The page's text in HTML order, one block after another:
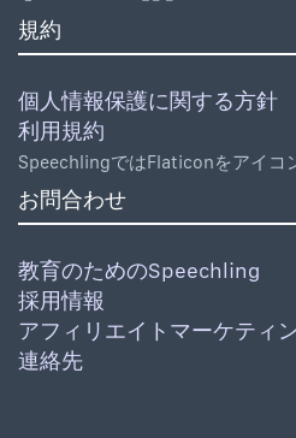
規約
個人情報保護に関する方針
利用規約
SpeechlingではFlaticonをアイコ
お問合わせ
教育のためのSpeechling
採用情報
アフィリエイトマーケティ
連絡先